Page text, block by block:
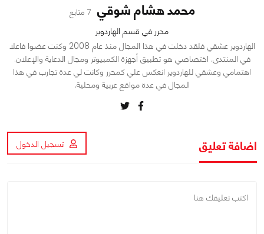
محمد هشام شوقي 7 متابع
محرر في قسم الهاردوير
الهاردوير عشقي فلقد دخلت في هذا المجال منذ عام 2008 وكنت عضوا فاعلا
في المنتدى. اختصاصي هو تطبيق أجهزة الكمبيوتر ومجال الدعاية والإعلان.
اهتمامي وعشقي للهاردوير انعكس علي كمحرر وكانت لي عدة تجارب في هذا
المجال في عدة مواقع عربية ومحلية.
اضافة تعليق تسجيل الدخول